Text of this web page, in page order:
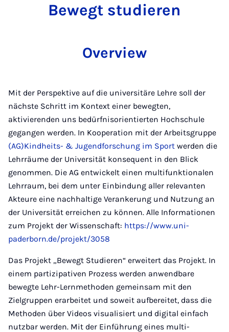
Bewegt studieren
Overview
Mit der Perspektive auf die universitäre Lehre soll der
nächste Schritt im Kontext einer bewegten,
aktivierenden uns bedürfnisorientierten Hochschule
gegangen werden. In Kooperation mit der Arbeitsgruppe
(AG)Kindheits- & Jugendforschung im Sport werden die
Lehrräume der Universität konsequent in den Blick
genommen. Die AG entwickelt einen multifunktionalen
Lehrraum, bei dem unter Einbindung aller relevanten
Akteure eine nachhaltige Verankerung und Nutzung an
der Universität erreichen zu können. Alle Informationen
zum Projekt der Wissenschaft: https://www.uni-
paderborn.de/projekt/3058
Das Projekt „Bewegt Studieren“ erweitert das Projekt. In
einem partizipativen Prozess werden anwendbare
bewegte Lehr-Lernmethoden gemeinsam mit den
Zielgruppen erarbeitet und soweit aufbereitet, dass die
Methoden über Videos visualisiert und digital einfach
nutzbar werden. Mit der Einführung eines multi-